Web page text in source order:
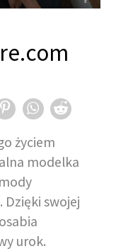
życiem
modelka
Dzięki swojej
urok.